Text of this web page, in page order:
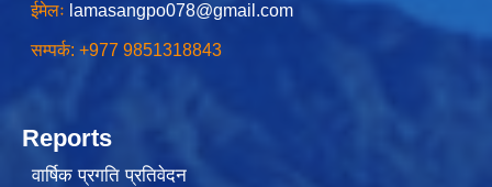
ईमेलः lamasangpo078@gmail.com
सम्पर्क: +977 9851318843
Reports
वार्षिक प्रगति प्रतिवेदन